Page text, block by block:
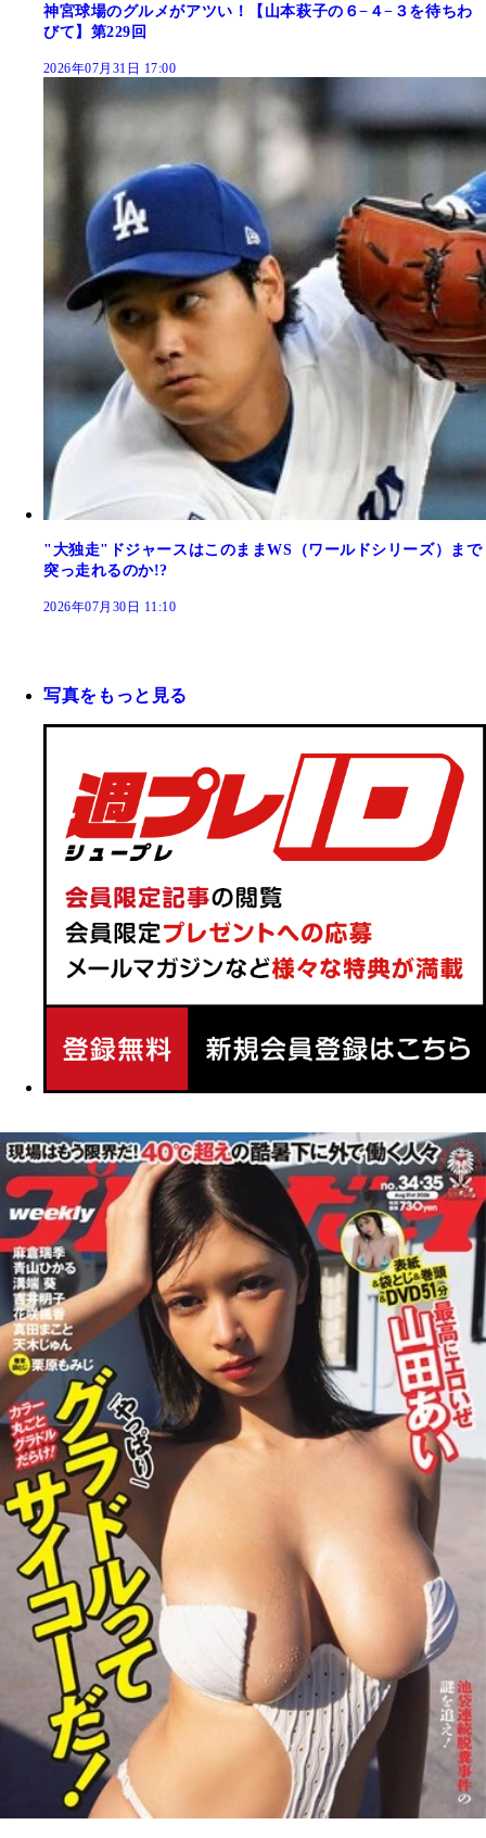
神宮球場のグルメがアツい！【山本萩子の６−４−３を待ちわ
びて】第229回
2026年07月31日 17:00
"大独走"ドジャースはこのままWS（ワールドシリーズ）まで
突っ走れるのか!?
2026年07月30日 11:10
写真をもっと見る